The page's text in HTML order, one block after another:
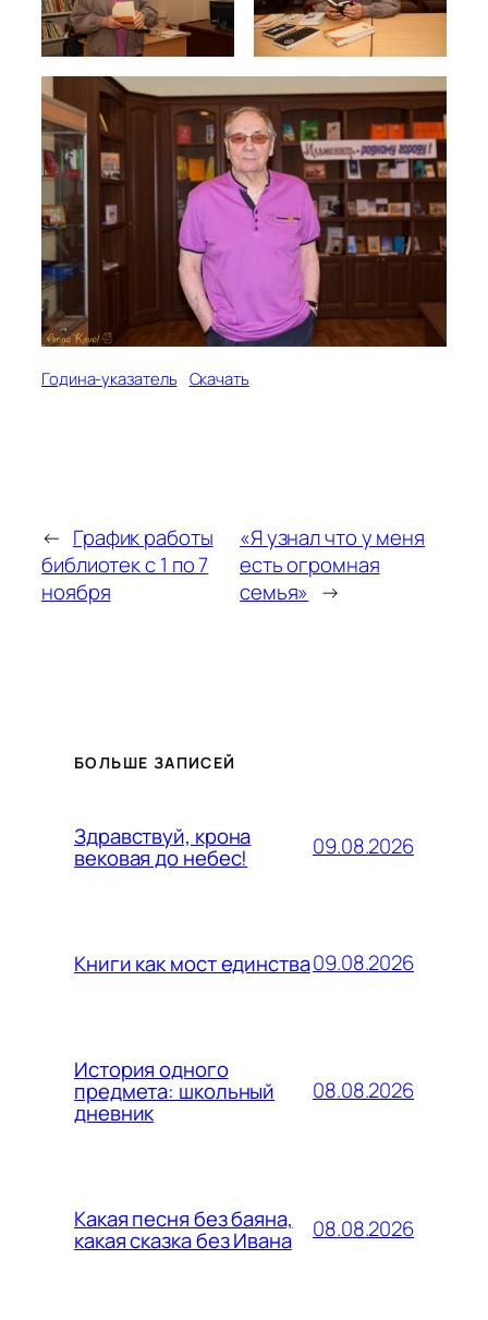
Година-указатель Скачать
← График работы
библиотек с 1 по 7
ноября
«Я узнал что у меня
есть огромная
семья» →
БОЛЬШЕ ЗАПИСЕЙ
Здравствуй, крона
вековая до небес! 09.08.2026
Книги как мост единства09.08.2026
История одного
предмета: школьный
дневник
08.08.2026
Какая песня без баяна,
какая сказка без Ивана 08.08.2026